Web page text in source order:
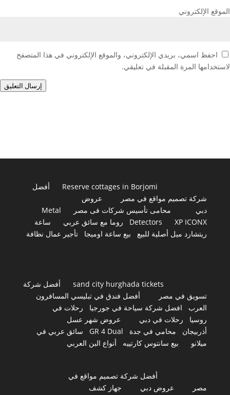
الموقع الإلكتروني
احفظ اسمي، بريدي الإلكتروني، والموقع الإلكتروني في هذا المتصفح
لاستخدامها المرة المقبلة في تعليقي.
إرسال التعليق
Reserve cottages in Borjomi
أفضل
شركة تصميم مواقع في مصر
عروض
دبي
محامى تأسيس شركات فى مصر
Metal
Detectors
XP ICONX روما مع سائق عربي
ساعة
ريتشارد ميل أصلية للبيع
بيع ساعة اوميجا تأجير عمال نظافة
sand city hurghada tickets
أفضل شركة
تسويق في مصر
أفضل فندق في تبليسي المسافرون
العرب
افضل شركة سياحة في جورجيا
رحلات في
روسيا
رحلات في دبي
عروض شهر عسل
أذربيجان
محامي في جدة GR 4 Dual
سائق عربي في
ميلانو
بيع سانتوس كارتييه أنواع البن العربي
أفضل شركة تصميم مواقع في
مصر
عروض دبي
جهاز كشف